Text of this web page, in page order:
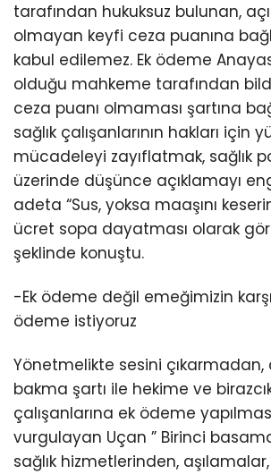
tarafından hukuksuz bulunan,
olmayan keyfi ceza puanına bağlı
kabul edilemez. Ek ödeme
olduğu mahkeme tarafından
ceza puanı olmaması şartına
sağlık çalışanlarının hakları için
mücadeleyi zayıflatmak, sağlık
üzerinde düşünce açıklamayı
adeta “Sus, yoksa maaşını
ücret sopa dayatması olarak
şeklinde konuştu.
-Ek ödeme değil emeğimizin
ödeme istiyoruz
Yönetmelikte sesini
bakma şartı ile hekime ve
çalışanlarına ek ödeme
vurgulayan Uçan ” Birinci
sağlık hizmetlerinden,